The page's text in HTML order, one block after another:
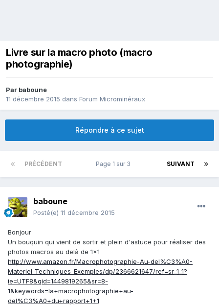
Livre sur la macro photo (macro
photographie)
Par baboune
11 décembre 2015 dans Forum Microminéraux
Répondre à ce sujet
PRÉCÉDENT SUIVANT
Page 1 sur 3
baboune
Posté(e) 11 décembre 2015
Bonjour
Un bouquin qui vient de sortir et plein d'astuce pour réaliser des
photos macros au delà de 1x1
http://www.amazon.fr/Macrophotographie-Au-del%C3%A0-
Materiel-Techniques-Exemples/dp/2366621647/ref=sr_1_1?
ie=UTF8&qid=1449819265&sr=8-
1&keywords=la+macrophotographie+au-
del%C3%A0+du+rapport+1+1